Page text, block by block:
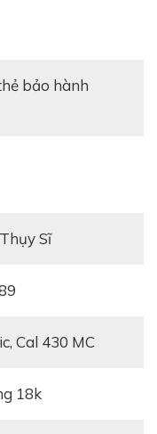
Sĩ
Cal 430 MC
18k